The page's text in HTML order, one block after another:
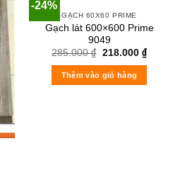
-24%
GẠCH 60X60 PRIME
Gạch lát 600×600 Prime
9049
285.000₫ Original
was:
285.000 ₫.
218.000 ₫Current
price
Thêm vào giỏ hàng